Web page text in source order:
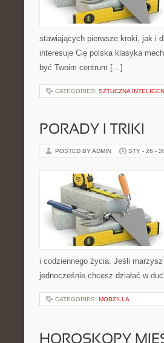
stawiających pierwsze kroki, jak i
interesuje Cię polska klasyka
być Twoim centrum […]
CATEGORIES: SZTUCZNA
PORADY I TRIKI
POSTED BY ADMIN STY - 26 -
i codziennego życia. Jeśli
jednocześnie chcesz działać w
CATEGORIES: MOBZILLA
HOROSKOPY